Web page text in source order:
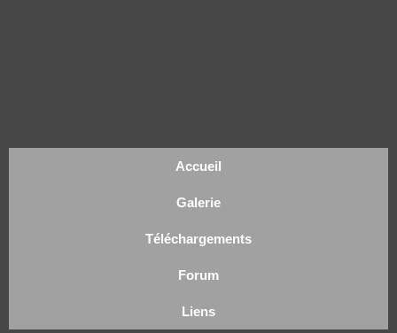
Accueil
Galerie
Téléchargements
Forum
Liens